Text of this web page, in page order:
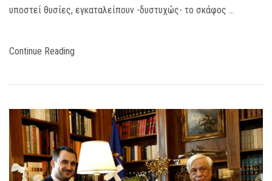
υποστεί θυσίες, εγκαταλείπουν -δυστυχώς- το σκάφος …
Continue Reading